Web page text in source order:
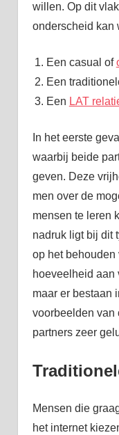
willen. Op dit
onderscheid kan
Een casual of
Een
Een LAT
In het eerste
waarbij beide
geven. Deze
men over de
mensen te leren
nadruk ligt bij dit
op het
hoeveelheid aan
maar er bestaan
voorbeelden van
partners zeer
Mensen die
het internet